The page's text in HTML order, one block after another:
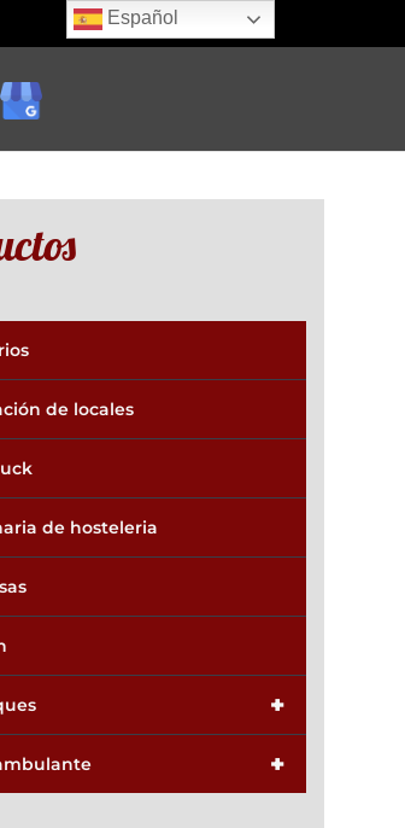
de locales
de hosteleria
+
+
Español